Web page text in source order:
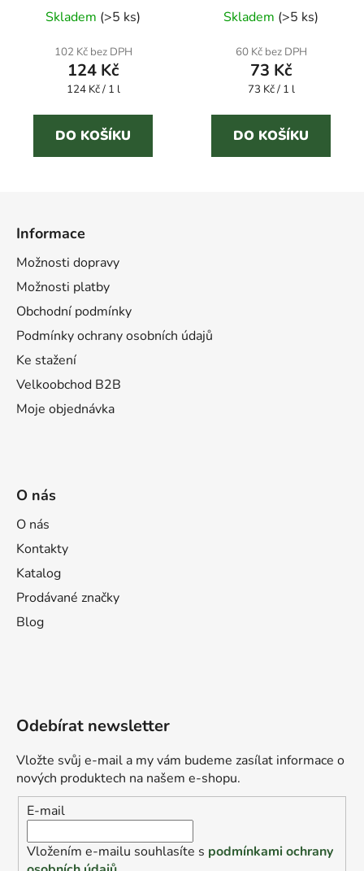
IČO)
hodnocení
produktu
je
2,9
z
5
hvězdiček.
Skladem (>5 ks)
102 Kč bez DPH
124 Kč
Měrná
124 Kč / 1 l
DO KOŠÍKU
hodnocení
produktu
je
4,6
z
5
hvězdiček.
Skladem (>5 ks)
60 Kč bez DPH
73 Kč
Měrná
73 Kč / 1 l
DO KOŠÍKU
Informace
Možnosti dopravy
Možnosti platby
Obchodní podmínky
Podmínky ochrany osobních údajů
Ke stažení
Velkoobchod B2B
Moje objednávka
O nás
O nás
Kontakty
Katalog
Prodávané značky
Blog
Odebírat newsletter
Vložte svůj e-mail a my vám budeme zasílat informace o
nových produktech na našem e-shopu.
E-mail
Vložením e-mailu souhlasíte s podmínkami ochrany